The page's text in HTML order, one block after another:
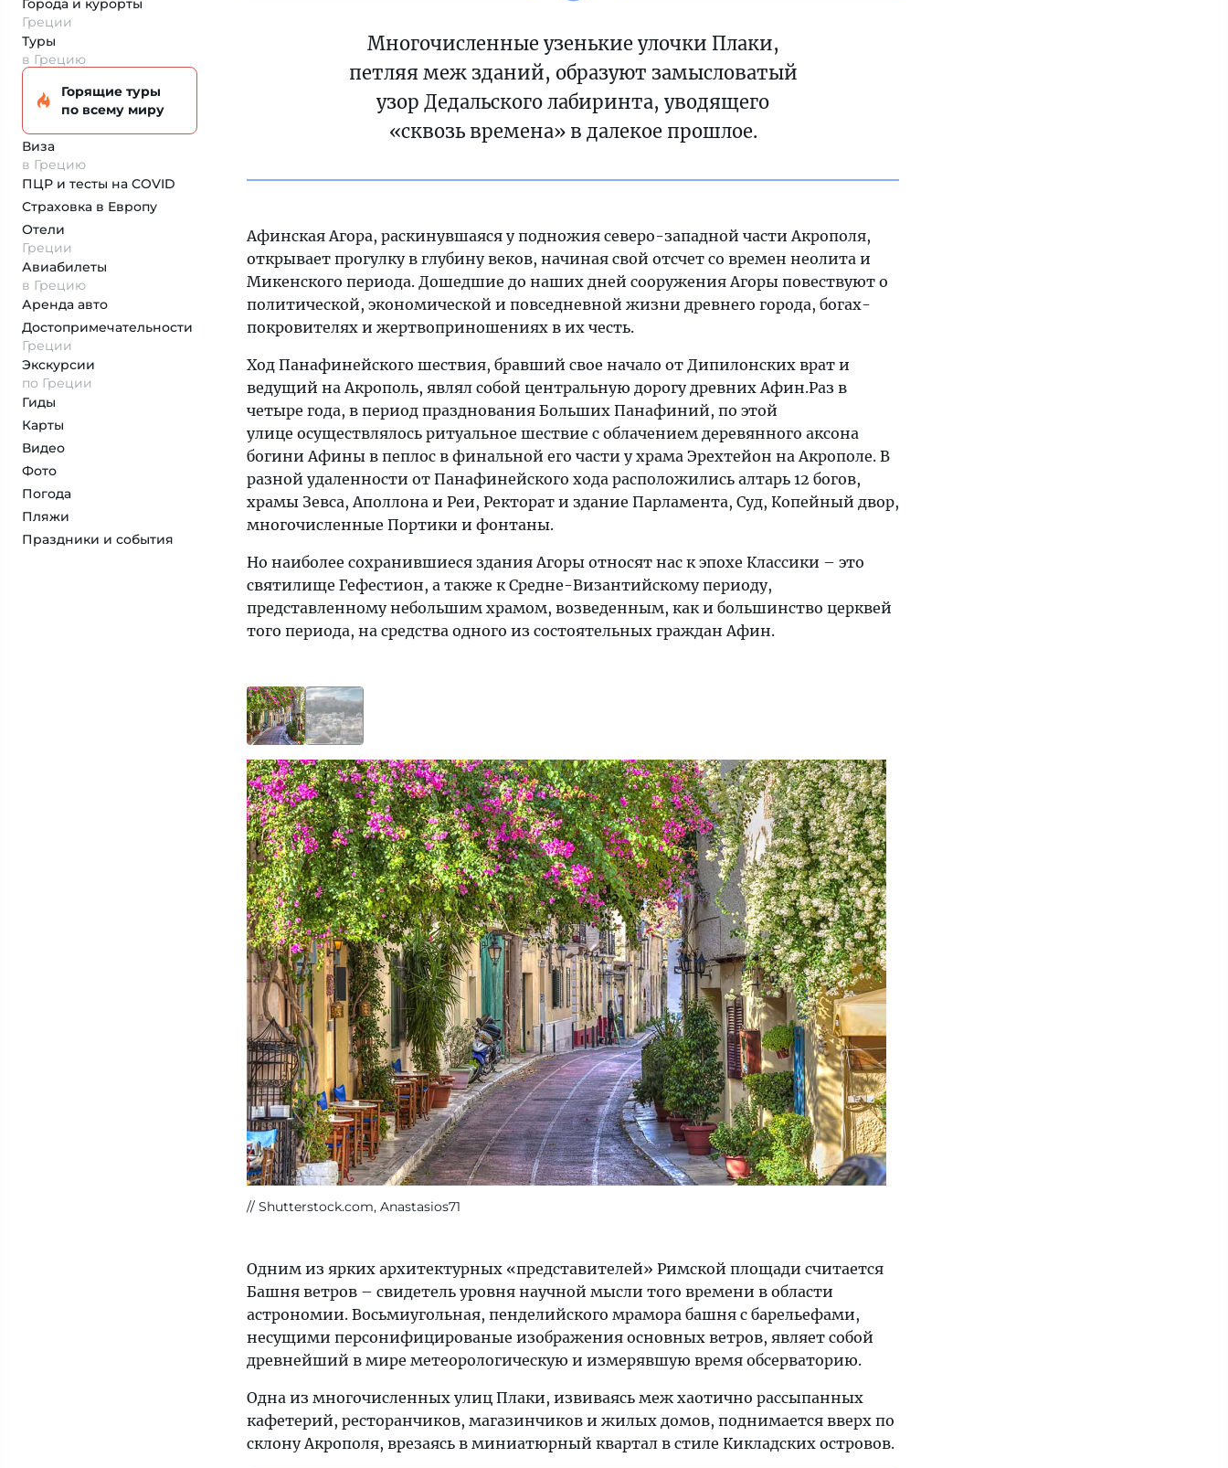
Города и курорты
Греции
Туры
в Грецию
Горящие туры
по всему миру
Виза
в Грецию
ПЦР и тесты на COVID
Страховка в Европу
Отели
Греции
Авиабилеты
в Грецию
Аренда авто
Достопримеча­тельности
Греции
Экскурсии
по Греции
Гиды
Карты
Видео
Фото
Погода
Пляжи
Праздники и события
Многочисленные узенькие улочки Плаки,
петляя меж зданий, образуют замысловатый
узор Дедальского лабиринта, уводящего
«сквозь времена» в далекое прошлое.
Афинская Агора, раскинувшаяся у подножия северо-западной части Акрополя,
открывает прогулку в глубину веков, начиная свой отсчет со времен неолита и
Микенского периода. Дошедшие до наших дней сооружения Агоры повествуют о
политической, экономической и повседневной жизни древнего города, богах-
покровителях и жертвоприношениях в их честь.
Ход Панафинейского шествия, бравший свое начало от Дипилонских врат и
ведущий на Акрополь, являл собой центральную дорогу древних Афин.Раз в
четыре года, в период празднования Больших Панафиний, по этой
улице осуществлялось ритуальное шествие с облачением деревянного аксона
богини Афины в пеплос в финальной его части у храма Эрехтейон на Акрополе. В
разной удаленности от Панафинейского хода расположились алтарь 12 богов,
храмы Зевса, Аполлона и Реи, Ректорат и здание Парламента, Суд, Копейный двор,
многочисленные Портики и фонтаны.
Но наиболее сохранившиеся здания Агоры относят нас к эпохе Классики – это
святилище Гефестион, а также к Средне-Византийскому периоду,
представленному небольшим храмом, возведенным, как и большинство церквей
того периода, на средства одного из состоятельных граждан Афин.
Shutterstock.com, Anastasios71
Одним из ярких архитектурных «представителей» Римской площади считается
Башня ветров – свидетель уровня научной мысли того времени в области
астрономии. Восьмиугольная, пенделийского мрамора башня с барельефами,
несущими персонифицированые изображения основных ветров, являет собой
древнейший в мире метеорологическую и измерявшую время обсерваторию.
Одна из многочисленных улиц Плаки, извиваясь меж хаотично рассыпанных
кафетерий, ресторанчиков, магазинчиков и жилых домов, поднимается вверх по
склону Акрополя, врезаясь в миниатюрный квартал в стиле Кикладских островов.